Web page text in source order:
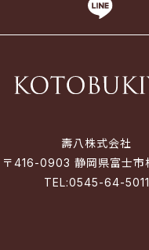
壽八株式会社
〒416-0903 静岡県富士市
TEL:0545-64-5011